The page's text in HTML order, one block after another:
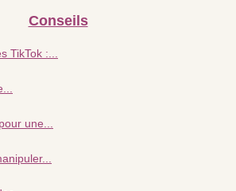
Conseils
TikTok :...
une...